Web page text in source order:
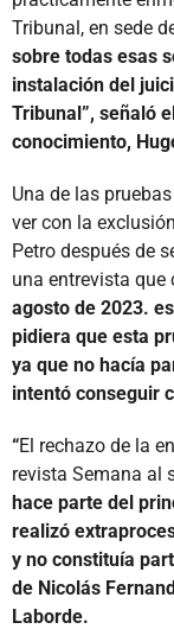
Tribunal, en sede
sobre todas esas
instalación del
Tribunal”, señaló
conocimiento,
Una de las
ver con la
Petro después de
una entrevista que
agosto de 2023.
pidiera que esta
ya que no hacía
intentó conseguir
“El rechazo de la
revista Semana al
hace parte del
realizó
y no constituía
de Nicolás
Laborde.